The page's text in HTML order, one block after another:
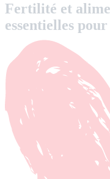
Fertilité et
essentielles